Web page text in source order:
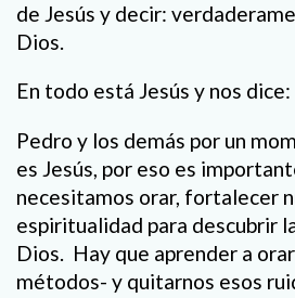
de Jesús y decir:
Dios.
En todo está Jesús y nos
Pedro y los demás por un
es Jesús, por eso es
necesitamos orar, fortalecer
espiritualidad para descubrir
Dios. Hay que aprender a
métodos- y quitarnos esos